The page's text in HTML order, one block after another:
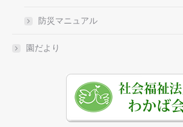
防災マニュアル
園だより